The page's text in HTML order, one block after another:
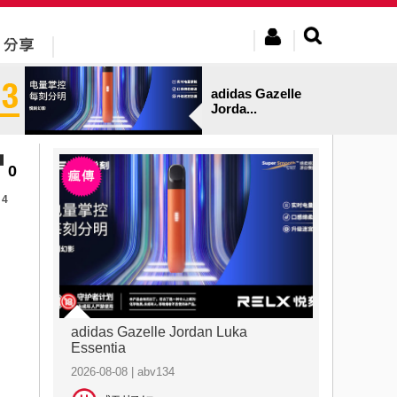
adidas Gazelle
Jorda...
0
4
adidas Gazelle Jordan Luka
Essentia
2026-08-08 | abv134